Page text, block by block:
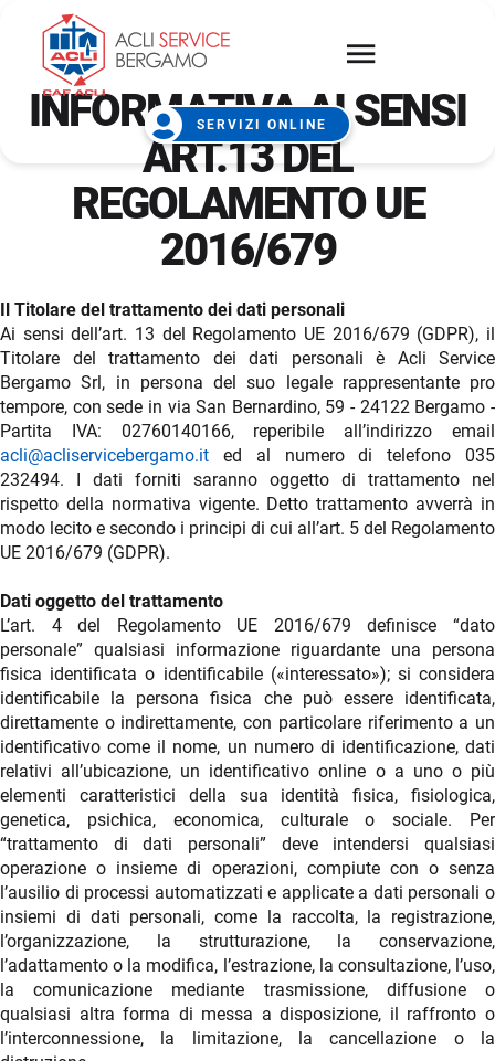
SERVIZI ONLINE
INFORMATIVA AI SENSI
ART.13 DEL
REGOLAMENTO UE
2016/679
Il Titolare del trattamento dei dati personali
Ai sensi dell’art. 13 del Regolamento UE 2016/679 (GDPR), il
Titolare del trattamento dei dati personali è Acli Service
Bergamo Srl, in persona del suo legale rappresentante pro
tempore, con sede in via San Bernardino, 59 - 24122 Bergamo -
Partita IVA: 02760140166, reperibile all’indirizzo email
acli@acliservicebergamo.it ed al numero di telefono 035
232494. I dati forniti saranno oggetto di trattamento nel
rispetto della normativa vigente. Detto trattamento avverrà in
modo lecito e secondo i principi di cui all’art. 5 del Regolamento
UE 2016/679 (GDPR).
Dati oggetto del trattamento
L’art. 4 del Regolamento UE 2016/679 definisce “dato
personale” qualsiasi informazione riguardante una persona
fisica identificata o identificabile («interessato»); si considera
identificabile la persona fisica che può essere identificata,
direttamente o indirettamente, con particolare riferimento a un
identificativo come il nome, un numero di identificazione, dati
relativi all’ubicazione, un identificativo online o a uno o più
elementi caratteristici della sua identità fisica, fisiologica,
genetica, psichica, economica, culturale o sociale. Per
“trattamento di dati personali” deve intendersi qualsiasi
operazione o insieme di operazioni, compiute con o senza
l’ausilio di processi automatizzati e applicate a dati personali o
insiemi di dati personali, come la raccolta, la registrazione,
l’organizzazione, la strutturazione, la conservazione,
l’adattamento o la modifica, l’estrazione, la consultazione, l’uso,
la comunicazione mediante trasmissione, diffusione o
qualsiasi altra forma di messa a disposizione, il raffronto o
l’interconnessione, la limitazione, la cancellazione o la